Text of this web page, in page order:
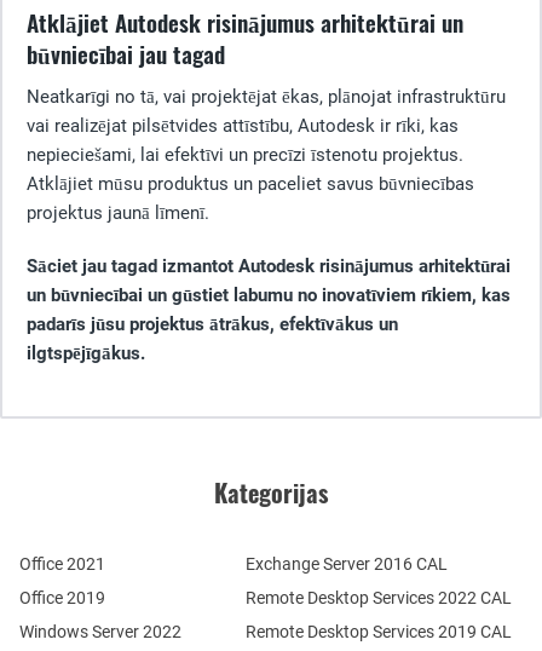
Atklājiet Autodesk risinājumus arhitektūrai un
būvniecībai jau tagad
Neatkarīgi no tā, vai projektējat ēkas, plānojat infrastruktūru
vai realizējat pilsētvides attīstību, Autodesk ir rīki, kas
nepieciešami, lai efektīvi un precīzi īstenotu projektus.
Atklājiet mūsu produktus un paceliet savus būvniecības
projektus jaunā līmenī.
Sāciet jau tagad izmantot Autodesk risinājumus arhitektūrai
un būvniecībai un gūstiet labumu no inovatīviem rīkiem, kas
padarīs jūsu projektus ātrākus, efektīvākus un
ilgtspējīgākus.
Kategorijas
Office 2021
Office 2019
Windows Server 2022
Remote Desktop Services 2022 CAL
Remote Desktop Services 2019 CAL
Exchange Server 2016 CAL